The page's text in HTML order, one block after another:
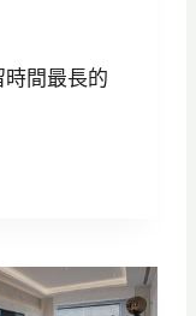
間最長的